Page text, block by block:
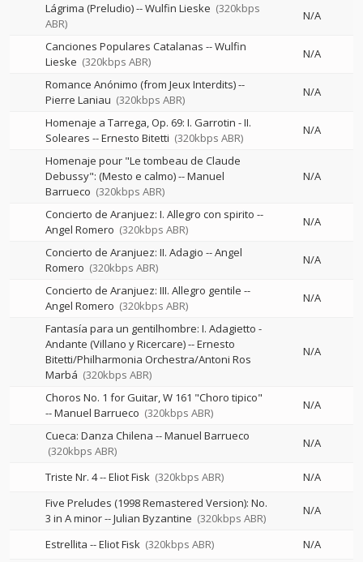
Lágrima (Preludio)--Wulfin Lieske (320kbps
ABR)
N/A
Canciones Populares Catalanas --Wulfin
Lieske (320kbps ABR)
N/A
Romance Anónimo (from Jeux Interdits)--
Pierre Laniau (320kbps ABR)
N/A
Homenaje a Tarrega, Op. 69: I. Garrotin - II.
Soleares --Ernesto Bitetti (320kbps ABR)
N/A
Homenaje pour "Le tombeau de Claude
Debussy": (Mesto e calmo)--Manuel
Barrueco (320kbps ABR)
N/A
Concierto de Aranjuez: I. Allegro con spirito --
Angel Romero (320kbps ABR)
N/A
Concierto de Aranjuez: II. Adagio --Angel
Romero (320kbps ABR)
N/A
Concierto de Aranjuez: III. Allegro gentile --
Angel Romero (320kbps ABR)
N/A
Fantasía para un gentilhombre: I. Adagietto -
Andante (Villano y Ricercare)--Ernesto
Bitetti/Philharmonia Orchestra/Antoni Ros
Marbá (320kbps ABR)
N/A
Choros No. 1 for Guitar, W 161 "Choro tipico"
--Manuel Barrueco (320kbps ABR)
N/A
Cueca: Danza Chilena --Manuel Barrueco
(320kbps ABR)
N/A
Triste Nr. 4--Eliot Fisk (320kbps ABR)
N/A
Five Preludes (1998 Remastered Version): No.
3 in A minor--Julian Byzantine (320kbps ABR)
N/A
Estrellita --Eliot Fisk (320kbps ABR)
N/A